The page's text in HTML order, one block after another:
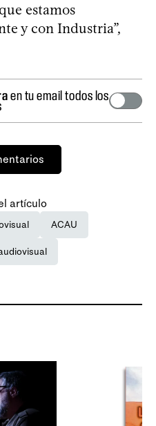
estamos
y con Industria”,
en tu email todos los
artículo
ACAU